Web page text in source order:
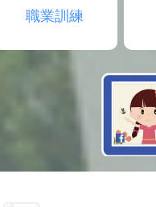
職業訓練